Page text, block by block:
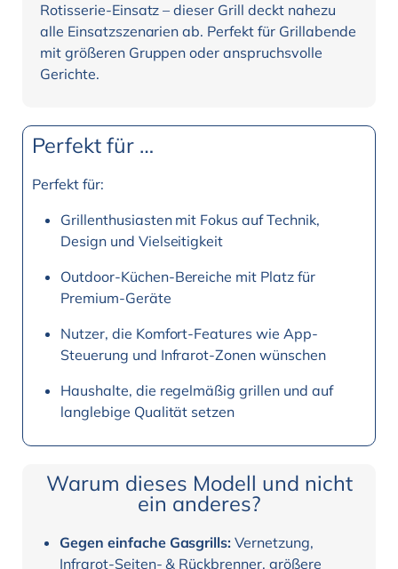
Rotisserie-Einsatz – dieser Grill deckt nahezu
alle Einsatzszenarien ab. Perfekt für Grillabende
mit größeren Gruppen oder anspruchsvolle
Gerichte.
Perfekt für …
Perfekt für:
Grillenthusiasten mit Fokus auf Technik,
Design und Vielseitigkeit
Outdoor-Küchen-Bereiche mit Platz für
Premium-Geräte
Nutzer, die Komfort-Features wie App-
Steuerung und Infrarot-Zonen wünschen
Haushalte, die regelmäßig grillen und auf
langlebige Qualität setzen
Warum dieses Modell und nicht
ein anderes?
Gegen einfache Gasgrills: Vernetzung,
Infrarot-Seiten- & Rückbrenner, größere